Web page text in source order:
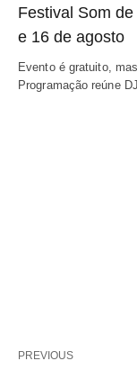
Festival Som
e 16 de agosto
Evento é gratuito,
Programação reúne
PREVIOUS